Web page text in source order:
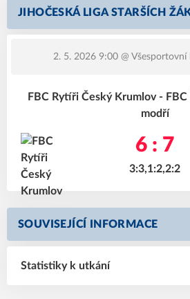
JIHOČESKÁ LIGA STARŠÍCH
2. 5. 2026 9:00 @
FBC Rytíři Český Krumlov -
modří
6 : 7
3:3,1:2,2:2
SOUVISEJÍCÍ INFORMACE
Statistiky k utkání